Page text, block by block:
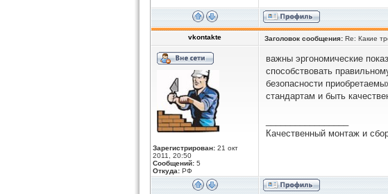
vkontakte Заголовок сообщения: Re: Какие
Зарегистрирован: 21 окт
2011, 20:50
Сообщений: 5
Откуда: РФ
важны эргономические
способствовать
безопасности
стандартам и быть
Качественный монтаж и